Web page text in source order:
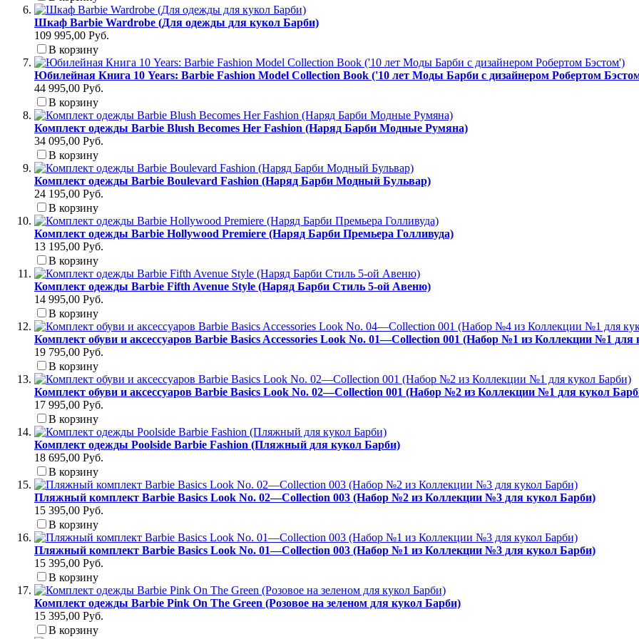
Шкаф Barbie Wardrobe (Для одежды для кукол Барби)
109 995,00 Руб.
В корзину
Юбилейная Книга 10 Years: Barbie Fashion Model Collection Book ('10 лет Моды Барби с дизайнером Робертом
44 995,00 Руб.
В корзину
Комплект одежды Barbie Blush Becomes Her Fashion (Наряд Барби Модные Румяна)
34 095,00 Руб.
В корзину
Комплект одежды Barbie Boulevard Fashion (Наряд Барби Модный Бульвар)
24 195,00 Руб.
В корзину
Комплект одежды Barbie Hollywood Premiere (Наряд Барби Премьера Голливуда)
13 195,00 Руб.
В корзину
Комплект одежды Barbie Fifth Avenue Style (Наряд Барби Стиль 5-ой Авеню)
14 995,00 Руб.
В корзину
Комплект обуви и аксессуаров Barbie Basics Accessories Look No. 01—Collection 001 (Набор №1 из Коллекции №1 для
19 795,00 Руб.
В корзину
Комплект обуви и аксессуаров Barbie Basics Look No. 02—Collection 001 (Набор №2 из Коллекции №1 для кукол
17 995,00 Руб.
В корзину
Комплект одежды Poolside Barbie Fashion (Пляжный для кукол Барби)
18 695,00 Руб.
В корзину
Пляжный комплект Barbie Basics Look No. 02—Collection 003 (Набор №2 из Коллекции №3 для кукол Барби)
15 395,00 Руб.
В корзину
Пляжный комплект Barbie Basics Look No. 01—Collection 003 (Набор №1 из Коллекции №3 для кукол Барби)
15 395,00 Руб.
В корзину
Комплект одежды Barbie Pink On The Green (Розовое на зеленом для кукол Барби)
15 395,00 Руб.
В корзину